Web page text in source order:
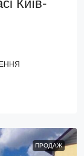
Київ-
ПРОДАЖ